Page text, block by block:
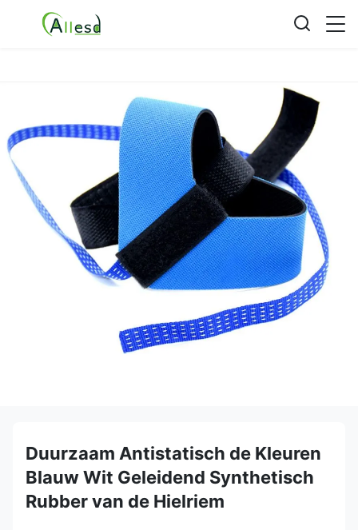
Duurzaam Antistatisch de Kleuren
Blauw Wit Geleidend Synthetisch
Rubber van de Hielriem